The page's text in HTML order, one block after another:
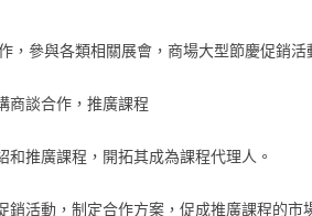
，參與各類相關展會，商場大型節慶促銷活
商談合作，推廣課程
推廣課程，開拓其成為課程代理人。
活動，制定合作方案，促成推廣課程的市